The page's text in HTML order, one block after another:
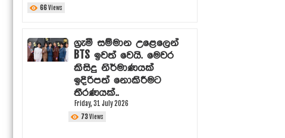
66Views
ග්‍රැමී සම්මාන උළෙලෙන්
BTS ඉවත් වෙයි. මෙවර
කිසිදු නිර්මාණයක්
ඉදිරිපත් නොකිරීමට
තීරණයක්..
Friday, 31 July 2026
73Views